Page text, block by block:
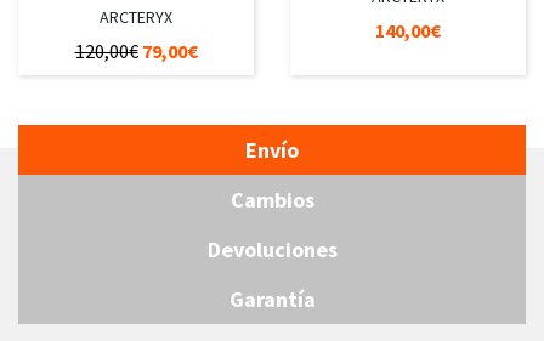
ARCTERYX
120,00€ 79,00€
140,00€
Envío
Cambios
Devoluciones
Garantía